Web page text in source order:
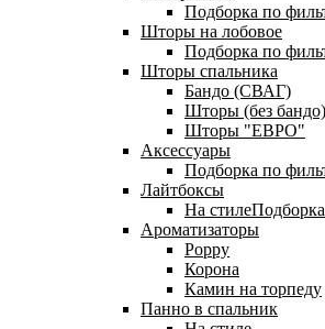
Подборка по
Шторы на лобовое
Подборка по
Шторы спальника
Бандо (СВАГ)
Шторы (без бандо)
Шторы "ЕВРО"
Аксессуары
Подборка по
Лайтбоксы
На
Ароматизаторы
Poppy
Корона
Камин на торпеду
Панно в спальник